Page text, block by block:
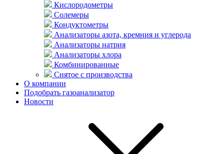
Кислородометры
Солемеры
Кондуктометры
Анализаторы азота, кремния и углерода
Анализаторы натрия
Анализаторы хлора
Комбинированные
Снятое с производства
О компании
Подобрать газоанализатор
Новости